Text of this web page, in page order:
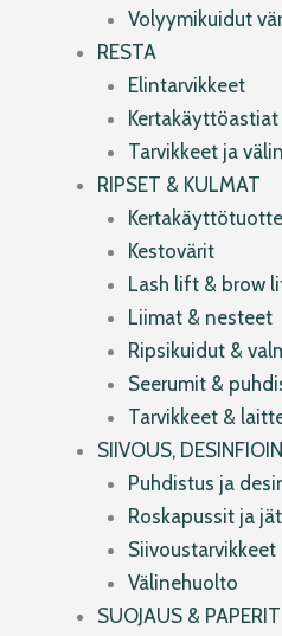
Volyymikuidut
RESTA
Elintarvikkeet
Kertakäyttöastiat
Tarvikkeet ja
RIPSET & KULMAT
Kestovärit
Lash lift & brow
Liimat & nesteet
Ripsikuidut &
Seerumit &
Tarvikkeet &
SIIVOUS,
Puhdistus ja
Roskapussit ja
Siivoustarvikkeet
Välinehuolto
SUOJAUS & PAPERIT